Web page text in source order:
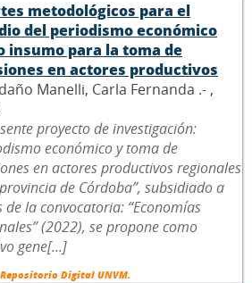
metodológicos para el
del periodismo económico
insumo para la toma de
en actores productivos
Manelli, Carla Fernanda .- ,
proyecto de investigación:
económico y toma de
en actores productivos regionales
de Córdoba”, subsidiado a
de la convocatoria: “Economías
(2022), se propone como
gene[...]
Digital UNVM.